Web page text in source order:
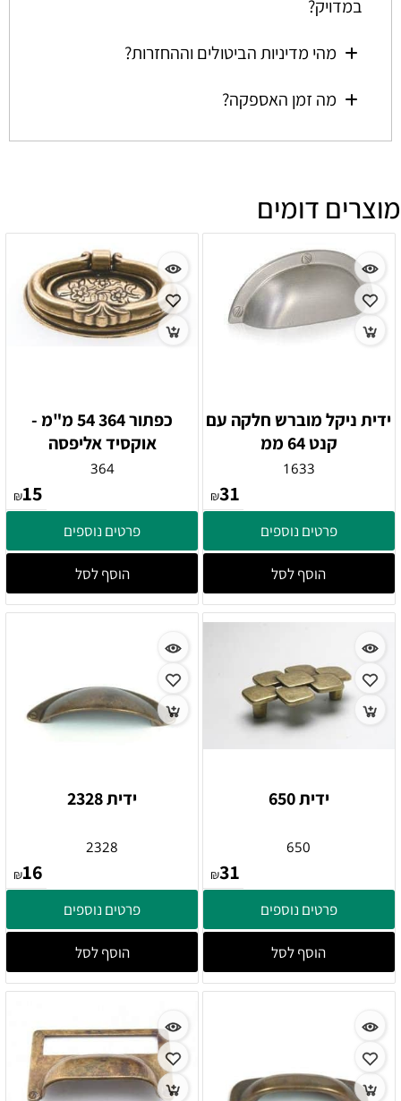
במדויק?
מהי מדיניות הביטולים וההחזרות?
מה זמן האספקה?
מוצרים דומים
ידית ניקל מוברש חלקה עם
קנט 64 ממ
1633
₪31
פרטים נוספים
הוסף לסל
כפתור 364 54 מ"מ -
אוקסיד אליפסה
364
₪15
פרטים נוספים
הוסף לסל
ידית 650
650
₪31
פרטים נוספים
הוסף לסל
ידית 2328
2328
₪16
פרטים נוספים
הוסף לסל